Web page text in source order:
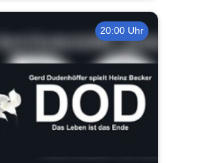
20:00 Uhr